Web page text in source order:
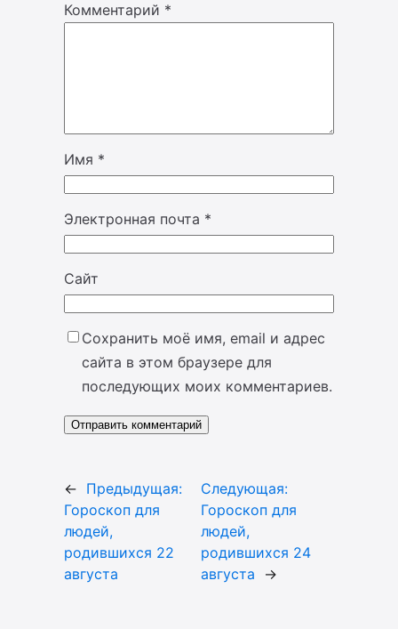
Комментарий *
Имя *
Электронная почта *
Сайт
Сохранить моё имя, email и адрес
сайта в этом браузере для
последующих моих комментариев.
← Предыдущая:
Гороскоп для
людей,
родившихся 22
августа
Следующая:
Гороскоп для
людей,
родившихся 24
августа
→